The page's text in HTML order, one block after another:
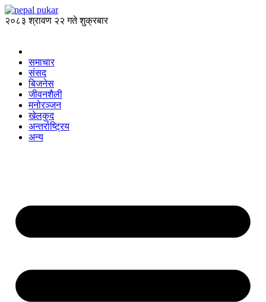
२०८३ श्रावण २२ गते शुक्रबार
समाचार
संसद
बिजनेस
जीवनशैली
मनोरञ्जन
खेलकुद
अन्तर्राष्ट्रिय
अन्य